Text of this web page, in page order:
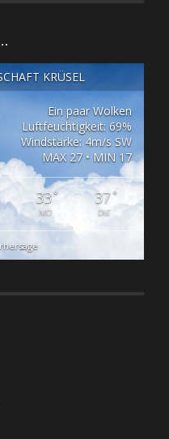
KRÜSEL
Ein paar Wolken
Luftfeuchtigkeit: 69%
Windstärke: 4m/s SW
MAX 27 • MIN 17
33°
MO
37°
DIE